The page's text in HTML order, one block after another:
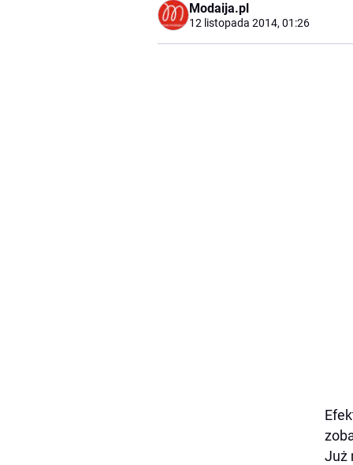
Modaija.pl
12 listopada 2014, 01:26
Już